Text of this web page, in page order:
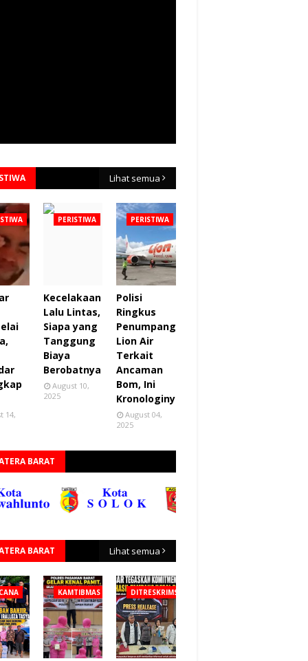
Lihat semua
14,
PERISTIWA
Kecelakaan
Lalu Lintas,
Siapa yang
Tanggung
Biaya
Berobatnya
August 10,
2025
PERISTIWA
Polisi
Ringkus
Penumpang
Lion Air
Terkait
Ancaman
Bom, Ini
Kronologinya
August 04,
2025
BARAT
BARAT Lihat semua
KAMTIBMAS DITRESKRIMSUS